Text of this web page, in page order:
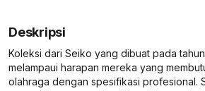
Deskripsi
Koleksi dari Seiko yang dibuat pada
melampaui harapan mereka yang
olahraga dengan spesifikasi profesional.